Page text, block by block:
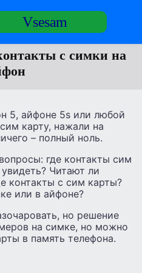
Vsesam
с симки на
5, айфоне 5s или любой
карту, нажали на
– полный ноль.
где контакты сим
Читают ли
контакты с сим карты?
или в айфоне?
но решение
на симке, но можно
в память телефона.